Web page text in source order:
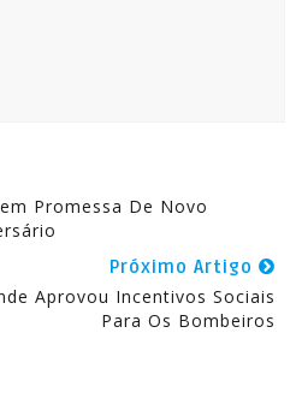
Promessa De Novo
Próximo Artigo
Aprovou Incentivos Sociais
Para Os Bombeiros